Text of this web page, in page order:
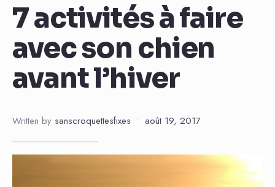
7 activités à faire
avec son chien
avant l’hiver
Written by sanscroquettesfixes • août 19, 2017